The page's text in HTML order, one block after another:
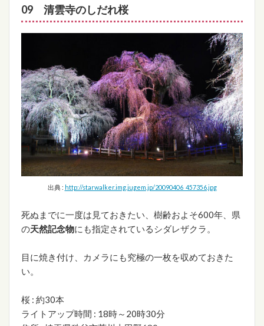
09 清雲寺のしだれ桜
出典 : http://starwalker.img.jugem.jp/20090406_457356.jpg
死ぬまでに一度は見ておきたい、樹齢およそ600年、県
の天然記念物にも指定されているシダレザクラ。
目に焼き付け、カメラにも究極の一枚を収めておきた
い。
桜 : 約30本
ライトアップ時間 : 18時～20時30分